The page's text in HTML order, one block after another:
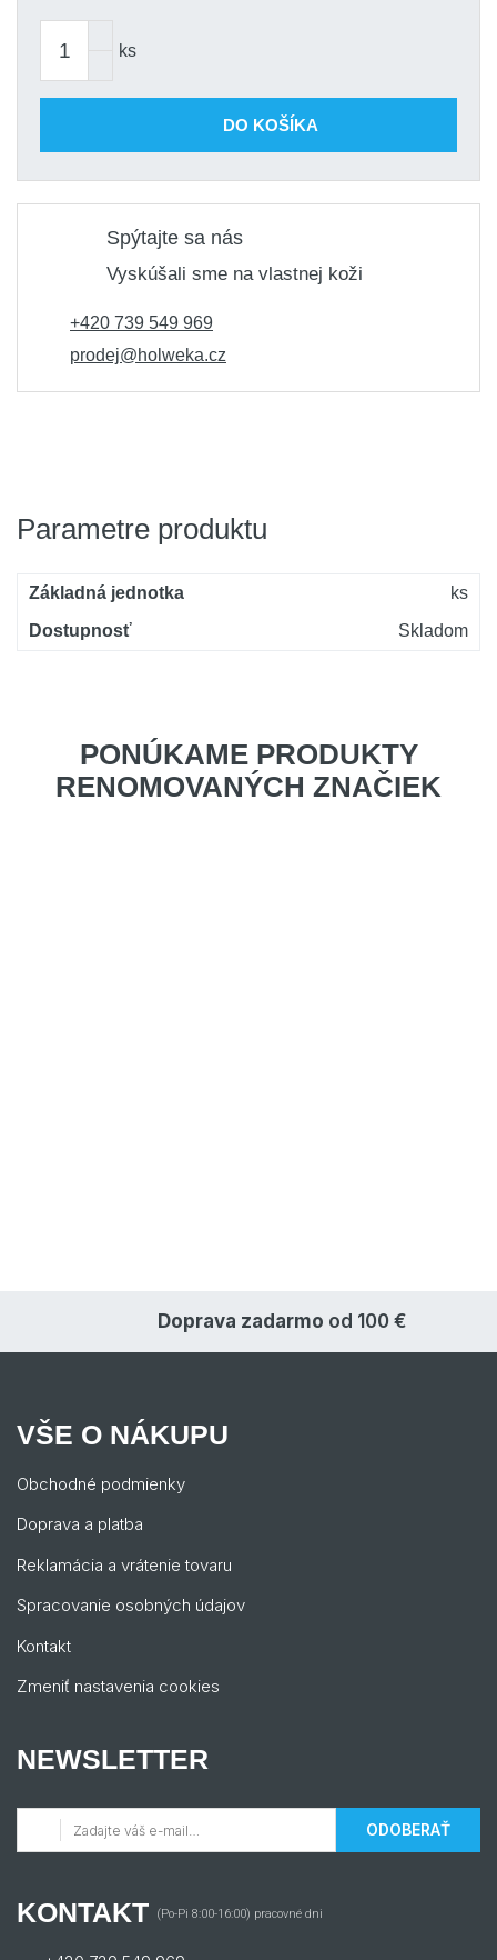
ks
DO KOŠÍKA
Spýtajte sa nás
Vyskúšali sme na vlastnej koži
+420 739 549 969
prodej@holweka.cz
Parametre produktu
Základná jednotka
ks
Dostupnosť
Skladom
PONÚKAME PRODUKTY
RENOMOVANÝCH ZNAČIEK
Doprava zadarmo od 100 €
VŠE O NÁKUPU
Obchodné podmienky
Doprava a platba
Reklamácia a vrátenie tovaru
Spracovanie osobných údajov
Kontakt
Zmeniť nastavenia cookies
NEWSLETTER
ODOBERAŤ
KONTAKT (Po-Pi 8:00-16:00) pracovné dni